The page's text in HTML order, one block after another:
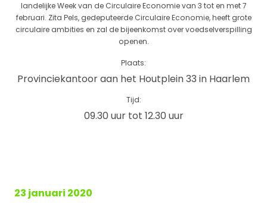
landelijke Week van de Circulaire Economie van 3 tot en met 7
februari. Zita Pels, gedeputeerde Circulaire Economie, heeft grote
circulaire ambities en zal de bijeenkomst over voedselverspilling
openen.
Plaats:
Provinciekantoor aan het Houtplein 33 in Haarlem
Tijd:
09.30 uur tot 12.30 uur
23 januari 2020